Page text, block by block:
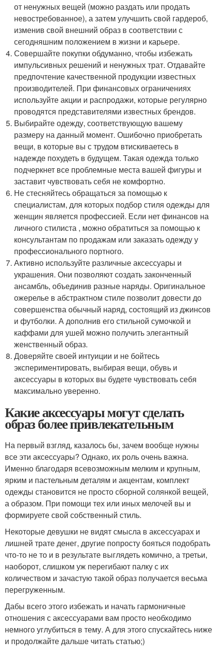
от ненужных вещей (можно раздать или продать
невостребованное), а затем улучшить свой гардероб,
изменив свой внешний образ в соответствии с
сегодняшним положением в жизни и карьере.
Совершайте покупки обдуманно, чтобы избежать
импульсивных решений и ненужных трат. Отдавайте
предпочтение качественной продукции известных
производителей. При финансовых ограничениях
используйте акции и распродажи, которые регулярно
проводятся представителями известных брендов.
Выбирайте одежду, соответствующую вашему
размеру на данный момент. Ошибочно приобретать
вещи, в которые вы с трудом втискиваетесь в
надежде похудеть в будущем. Такая одежда только
подчеркнет все проблемные места вашей фигуры и
заставит чувствовать себя не комфортно.
Не стесняйтесь обращаться за помощью к
специалистам, для которых подбор стиля одежды для
женщин является профессией. Если нет финансов на
личного стилиста , можно обратиться за помощью к
консультантам по продажам или заказать одежду у
профессионального портного.
Активно используйте различные аксессуары и
украшения. Они позволяют создать законченный
ансамбль, объединив разные наряды. Оригинальное
ожерелье в абстрактном стиле позволит довести до
совершенства обычный наряд, состоящий из джинсов
и футболки. А дополнив его стильной сумочкой и
каффами для ушей можно получить элегантный
женственный образ.
Доверяйте своей интуиции и не бойтесь
экспериментировать, выбирая вещи, обувь и
аксессуары в которых вы будете чувствовать себя
максимально уверенно.
Какие аксессуары могут сделать
образ более привлекательным
На первый взгляд, казалось бы, зачем вообще нужны
все эти аксессуары? Однако, их роль очень важна.
Именно благодаря всевозможным мелким и крупным,
ярким и пастельным деталям и акцентам, комплект
одежды становится не просто сборной солянкой вещей,
а образом. При помощи тех или иных мелочей вы и
формируете свой собственный стиль.
Некоторые девушки не видят смысла в аксессуарах и
лишней трате денег, другие попросту бояться подобрать
что-то не то и в результате выглядеть комично, а третьи,
наоборот, слишком уж перегибают палку с их
количеством и зачастую такой образ получается весьма
перегруженным.
Дабы всего этого избежать и начать гармоничные
отношения с аксессуарами вам просто необходимо
немного углубиться в тему. А для этого спускайтесь ниже
и продолжайте дальше читать статью;)